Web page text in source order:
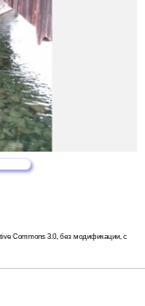
Commons 3.0, без модификации, с